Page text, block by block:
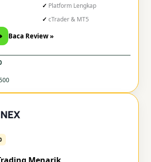
Platform Lengkap
cTrader & MT5
Baca Review »
Menarik